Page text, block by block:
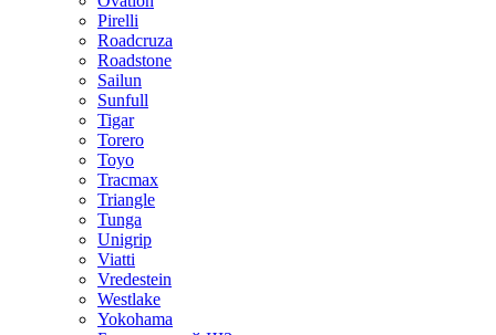
Pirelli
Roadcruza
Roadstone
Sailun
Sunfull
Tigar
Torero
Toyo
Tracmax
Triangle
Tunga
Unigrip
Viatti
Vredestein
Westlake
Yokohama